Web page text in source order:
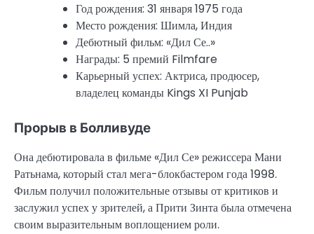
Год рождения: 31 января 1975 года
Место рождения: Шимла, Индия
Дебютный фильм: «Дил Се..»
Награды: 5 премий Filmfare
Карьерный успех: Актриса, продюсер,
владелец команды Kings XI Punjab
Прорыв в Болливуде
Она дебютировала в фильме «Дил Се» режиссера Мани
Ратьнама, который стал мега-блокбастером года 1998.
Фильм получил положительные отзывы от критиков и
заслужил успех у зрителей, а Прити Зинта была отмечена
своим выразительным воплощением роли.